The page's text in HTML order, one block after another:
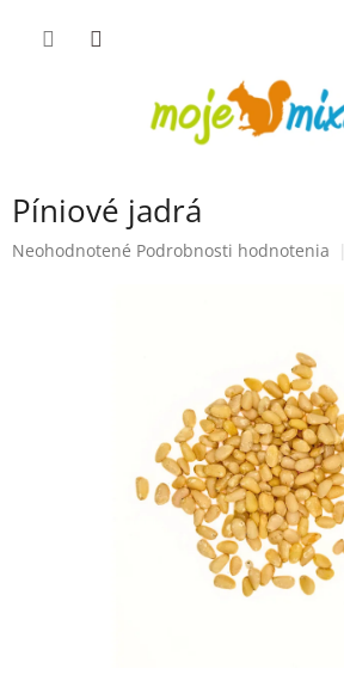
Píniové jadrá
Priemerné hodnotenie produktu je 0,0 z
Neohodnotené Podrobnosti hodnotenia